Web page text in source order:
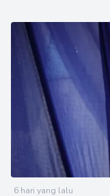
6 hari yang lalu